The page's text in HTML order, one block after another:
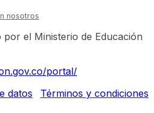
nosotros
por el Ministerio de Educación
portal/
datos
Términos y condiciones